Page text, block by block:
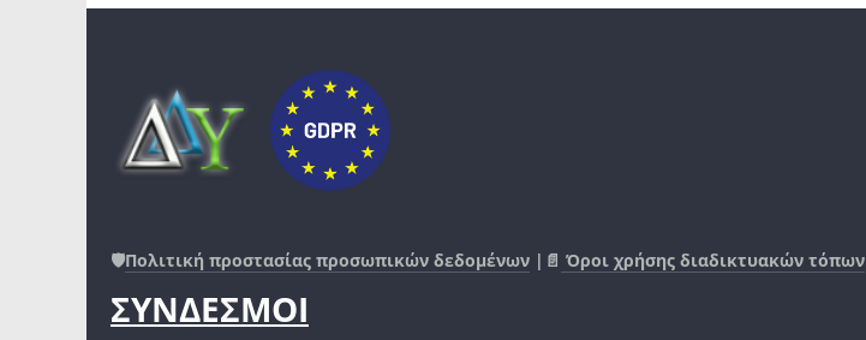
🛡️Πολιτική προστασίας προσωπικών δεδομένων |📄 Όροι χρήσης διαδικτυακών τόπων
ΣΥΝΔΕΣΜΟΙ